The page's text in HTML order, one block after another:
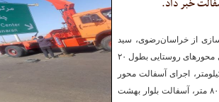
از خراسان‌رضوی، سید
جواد احمدی در تشریح اقدامات آن اداره گفت: تیغ زنی محورهای روستایی بطول ۲۰
شانه سازی محورهای روستایی بطول ۴۰ کیلومتر، اجرای آسفالت محور
روستایی گلمکان – کاهو با مشارکت خیرین بطول ۸۰۰ متر، آسفالت بلوار بهشت